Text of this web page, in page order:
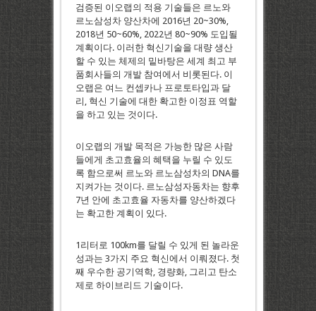
검증된 이오랩의 적용 기술들은 르노와
르노삼성차 양산차에 2016년 20~30%,
2018년 50~60%, 2022년 80~90% 도입될
계획이다. 이러한 혁신기술을 대량 생산
할 수 있는 체제의 밑바탕은 세계 최고 부
품회사들의 개발 참여에서 비롯된다. 이
오랩은 여느 컨셉카나 프로토타입과 달
리, 혁신 기술에 대한 확고한 이정표 역할
을 하고 있는 것이다.
이오랩의 개발 목적은 가능한 많은 사람
들에게 초고효율의 혜택을 누릴 수 있도
록 함으로써 르노와 르노삼성차의 DNA를
지켜가는 것이다. 르노삼성자동차는 향후
7년 안에 초고효율 자동차를 양산하겠다
는 확고한 계획이 있다.
1리터로 100km를 달릴 수 있게 된 놀라운
성과는 3가지 주요 혁신에서 이뤄졌다. 첫
째 우수한 공기역학, 경량화, 그리고 탄소
제로 하이브리드 기술이다.